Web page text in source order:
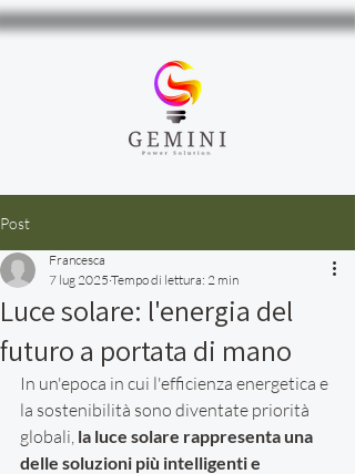
Post
Luce solare: l'energia del
futuro a portata di mano
Francesca
7 lug 2025 Tempo di lettura: 2 min
In un'epoca in cui l'efficienza energetica e
la sostenibilità sono diventate priorità
globali, la luce solare rappresenta una
delle soluzioni più intelligenti e